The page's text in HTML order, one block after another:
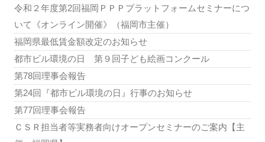
令和２年度第2回福岡ＰＰＰプラットフォームセミナーにつ
いて《オンライン開催》（福岡市主催）
福岡県最低賃金額改定のお知らせ
都市ビル環境の日 第９回子ども絵画コンクール
第78回理事会報告
第24回『都市ビル環境の日』行事のお知らせ
第77回理事会報告
ＣＳＲ担当者等実務者向けオープンセミナーのご案内【主